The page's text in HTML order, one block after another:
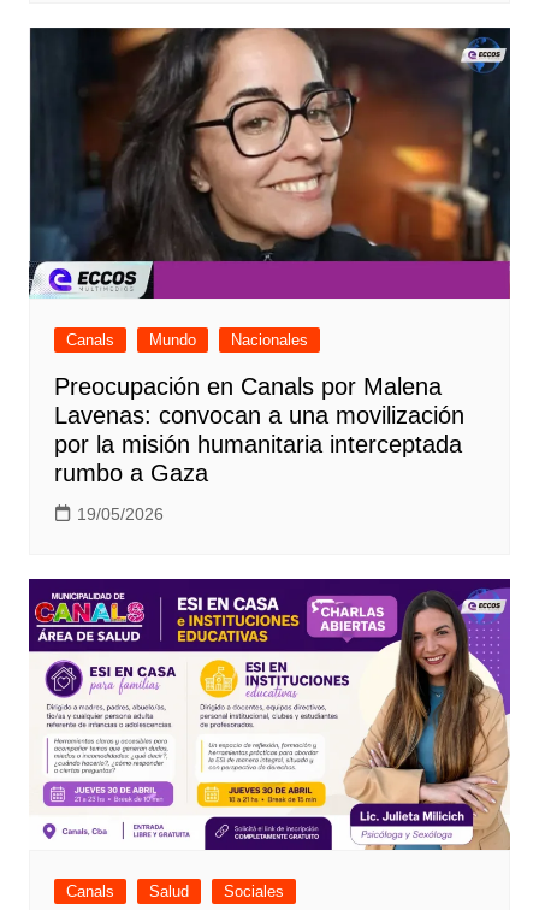
Canals Mundo Nacionales
Preocupación en Canals por Malena
Lavenas: convocan a una movilización
por la misión humanitaria interceptada
rumbo a Gaza
19/05/2026
Canals Salud Sociales